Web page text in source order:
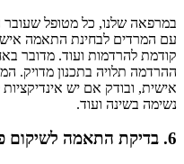
במרפאה שלנו, כל מטופל
עם המרדים לבחינת התאמה
קודמת להרדמות ועוד. מדובר
ההרדמה תלויה בתכנון מדויק.
אישית, ובודק אם יש
נשימה בשינה ועוד.
6. בדיקת התאמה לשיקום פה על גבי שתלים